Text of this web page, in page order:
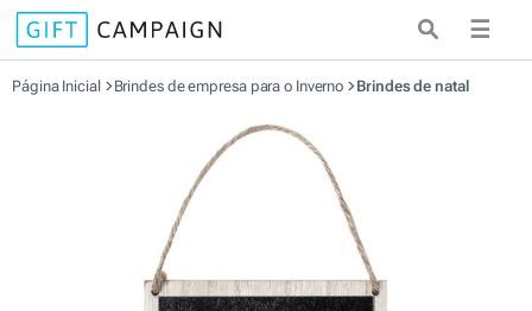
☰
Página Inicial Brindes de empresa para o Inverno Brindes de natal